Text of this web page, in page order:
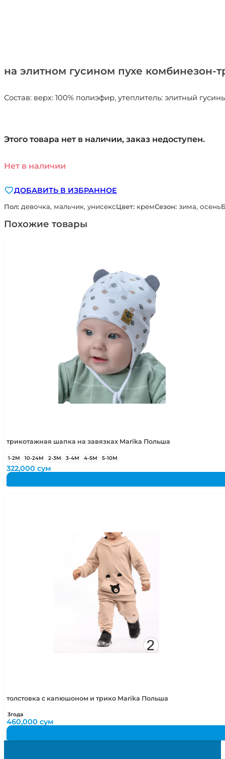
на элитном гусином пухе
Состав: верх: 100% полиэфир, утеплитель: элитный
Этого товара нет в наличии, заказ недоступен.
Нет в наличии
ДОБАВИТЬ В ИЗБРАННОЕ
Пол: девочка, мальчик, унисексЦвет: кремСезон: зима, осень
Похожие товары
трикотажная шапка на завязках Marika Польша
1-2М 10-24М 2-3М 3-4М 4-5М 5-10М
322,000сум
толстовка с капюшоном и трико Marika Польша
3года
460,000сум